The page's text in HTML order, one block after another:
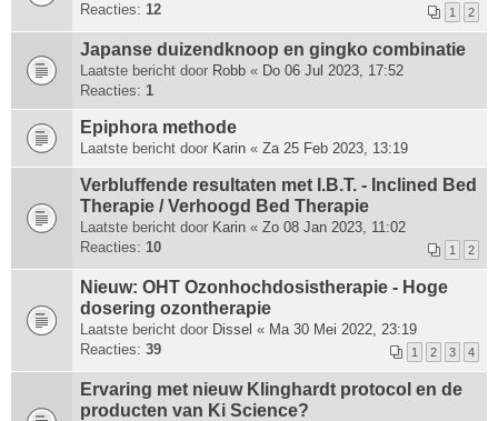
Reacties: 12 1 2
Japanse duizendknoop en gingko combinatie
Laatste bericht door Robb « Do 06 Jul 2023, 17:52
Reacties: 1
Epiphora methode
Laatste bericht door Karin « Za 25 Feb 2023, 13:19
Verbluffende resultaten met I.B.T. - Inclined Bed
Therapie / Verhoogd Bed Therapie
Laatste bericht door Karin « Zo 08 Jan 2023, 11:02
Reacties: 10 1 2
Nieuw: OHT Ozonhochdosistherapie - Hoge
dosering ozontherapie
Laatste bericht door Dissel « Ma 30 Mei 2022, 23:19
Reacties: 39 1 2 3 4
Ervaring met nieuw Klinghardt protocol en de
producten van Ki Science?